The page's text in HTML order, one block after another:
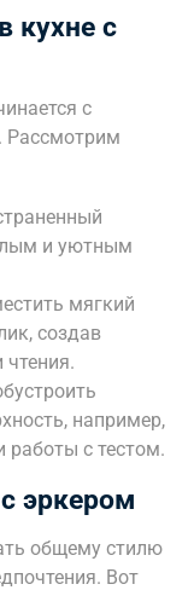
кухне с
с
Рассмотрим
и уютным
мягкий
создав
например,
работы с тестом.
эркером
общему стилю
Вот